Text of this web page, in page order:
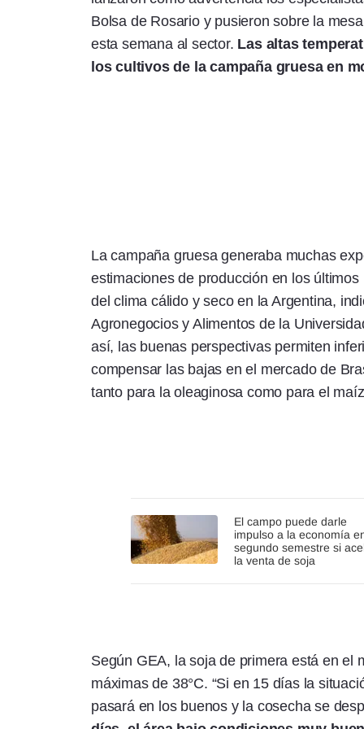
Bolsa de Rosario y pusieron sobre la
esta semana al sector. Las altas
los cultivos de la campaña gruesa en
La campaña gruesa generaba muchas
estimaciones de producción en los
del clima cálido y seco en la Argentina,
Agronegocios y Alimentos de la
así, las buenas perspectivas permiten
compensar las bajas en el mercado de
tanto para la oleaginosa como para el
El campo puede darle
impulso a la economía
segundo semestre si
la venta de soja
Según GEA, la soja de primera está en el
máximas de 38°C. “Si en 15 días la
pasará en los buenos y la cosecha se